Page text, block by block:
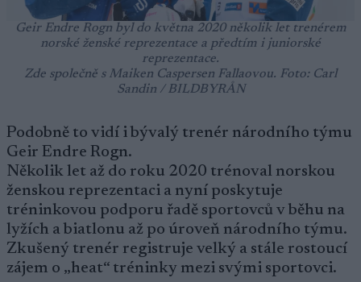
Geir Endre Rogn byl do května 2020 několik let trenérem
norské ženské reprezentace a předtím i juniorské
reprezentace.
Zde společně s Maiken Caspersen Fallaovou. Foto: Carl
Sandin / BILDBYRÅN
Podobně to vidí i bývalý trenér národního týmu
Geir Endre Rogn.
Několik let až do roku 2020 trénoval norskou
ženskou reprezentaci a nyní poskytuje
tréninkovou podporu řadě sportovců v běhu na
lyžích a biatlonu až po úroveň národního týmu.
Zkušený trenér registruje velký a stále rostoucí
zájem o „heat“ tréninky mezi svými sportovci.